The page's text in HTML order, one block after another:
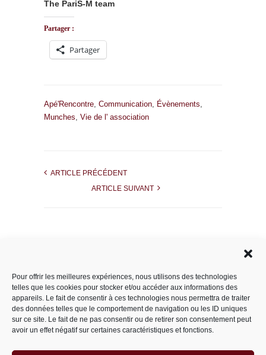
Pour offrir les meilleures expériences, nous utilisons des technologies
telles que les cookies pour stocker et/ou accéder aux informations des
appareils. Le fait de consentir à ces technologies nous permettra de traiter
des données telles que le comportement de navigation ou les ID uniques
sur ce site. Le fait de ne pas consentir ou de retirer son consentement peut
avoir un effet négatif sur certaines caractéristiques et fonctions.
The PariS-M team
Partager :
Partager
Apé'Rencontre, Communication, Évènements,
Munches, Vie de l' association
ARTICLE PRÉCÉDENT
ARTICLE SUIVANT
Catégories